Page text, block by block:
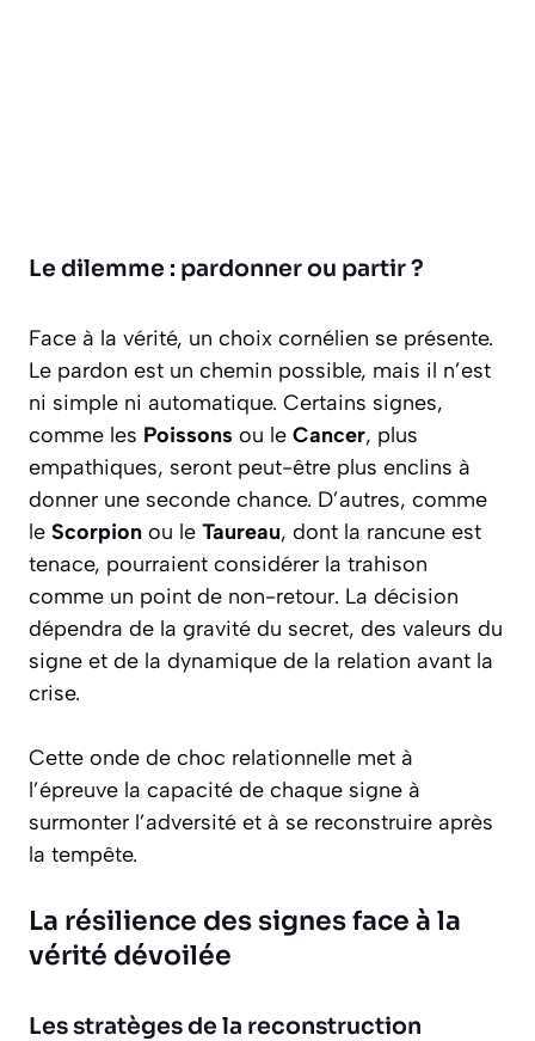
Le dilemme : pardonner ou partir ?
Face à la vérité, un choix cornélien se présente.
Le pardon est un chemin possible, mais il n’est
ni simple ni automatique. Certains signes,
comme les Poissons ou le Cancer, plus
empathiques, seront peut-être plus enclins à
donner une seconde chance. D’autres, comme
le Scorpion ou le Taureau, dont la rancune est
tenace, pourraient considérer la trahison
comme un point de non-retour. La décision
dépendra de la gravité du secret, des valeurs du
signe et de la dynamique de la relation avant la
crise.
Cette onde de choc relationnelle met à
l’épreuve la capacité de chaque signe à
surmonter l’adversité et à se reconstruire après
la tempête.
La résilience des signes face à la
vérité dévoilée
Les stratèges de la reconstruction